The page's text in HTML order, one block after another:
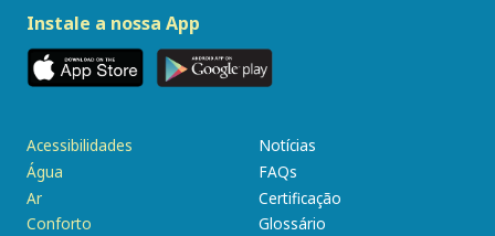
Instale a nossa App
Acessibilidades
Água
Ar
Conforto
Notícias
FAQs
Certificação
Glossário